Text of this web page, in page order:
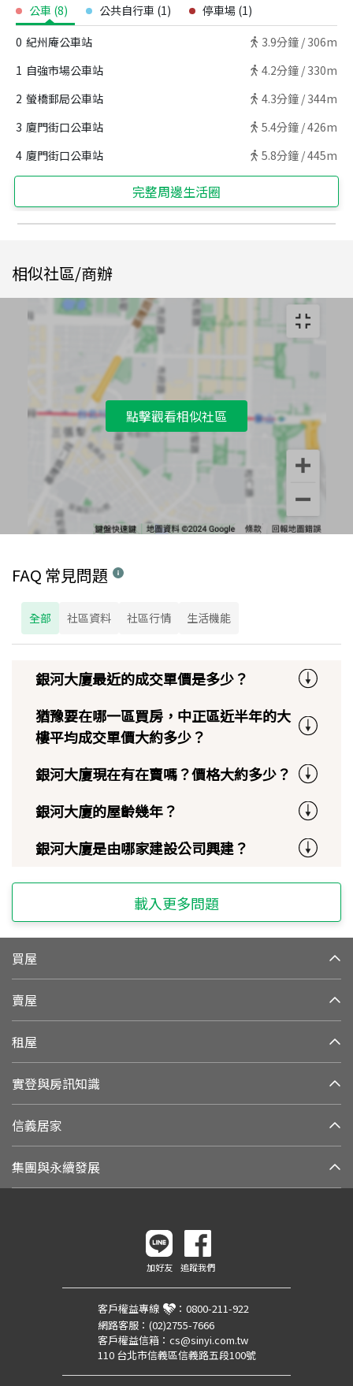
公車 (8) 公共自行車 (1) 停車場 (1)
0 紀州庵公車站 3.9分鐘 / 306m
1 自強市場公車站 4.2分鐘 / 330m
2 螢橋郵局公車站 4.3分鐘 / 344m
3 廈門街口公車站 5.4分鐘 /426m
4 廈門街口公車站 5.8分鐘 /445m
完整周邊生活圈
相似社區/商辦
點擊觀看相似社區
FAQ 常見問題
全部 社區資料 社區行情 生活機能
銀河大廈最近的成交單價是多少？
猶豫要在哪一區買房，中正區近半年的大
樓平均成交單價大約多少？
銀河大廈現在有在賣嗎？價格大約多少？
銀河大廈的屋齡幾年？
銀河大廈是由哪家建設公司興建？
載入更多問題
買屋
賣屋
租屋
實登與房訊知識
信義居家
集團與永續發展
加好友 追蹤我們
客戶權益專線 ： 0800-211-922
網路客服： (02)2755-7666
客戶權益信箱： cs@sinyi.com.tw
110 台北市信義區信義路五段100號